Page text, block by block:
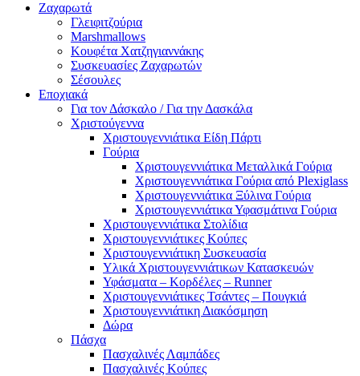
Ζαχαρωτά
Γλειφιτζούρια
Marshmallows
Κουφέτα Χατζηγιαννάκης
Συσκευασίες Ζαχαρωτών
Σέσουλες
Εποχιακά
Για τον Δάσκαλο / Για την Δασκάλα
Χριστούγεννα
Χριστουγεννιάτικα Είδη Πάρτι
Γούρια
Χριστουγεννιάτικα Μεταλλικά Γούρια
Χριστουγεννιάτικα Γούρια από Plexiglass
Χριστουγεννιάτικα Ξύλινα Γούρια
Χριστουγεννιάτικα Υφασμάτινα Γούρια
Χριστουγεννιάτικα Στολίδια
Χριστουγεννιάτικες Κούπες
Χριστουγεννιάτικη Συσκευασία
Υλικά Χριστουγεννιάτικων Κατασκευών
Υφάσματα – Κορδέλες – Runner
Χριστουγεννιάτικες Τσάντες – Πουγκιά
Χριστουγεννιάτικη Διακόσμηση
Δώρα
Πάσχα
Πασχαλινές Λαμπάδες
Πασχαλινές Κούπες